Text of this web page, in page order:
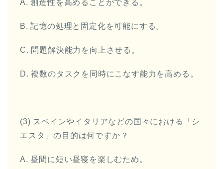
A. 創造性を高めることができる。
B. 記憶の処理と固定化を可能にする。
C. 問題解決能力を向上させる。
D. 複数のタスクを同時にこなす能力を高める。
(3) スペインやイタリアなどの国々における「シ
エスタ」の目的は何ですか？
A. 昼間に短い昼寝を楽しむため。